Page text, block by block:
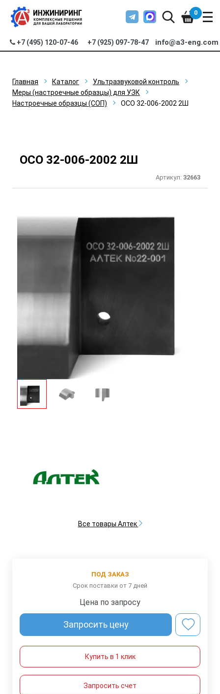
+7 (495) 120-07-46 +7 (925) 097-78-47 info@a3-eng.com
0
Главная Каталог
Ультразвуковой контроль
Меры (настроечные образцы) для УЗК
Настроечные образцы (СОП)
ОСО 32-006-2002 2Ш
ОСО 32-006-2002 2Ш
Артикул: 32663
Все товары Алтек
ПОД ЗАКАЗ
Срок поставки от 7 дней
Цена по запросу
Запросить цену
Купить в 1 клик
Запросить счет